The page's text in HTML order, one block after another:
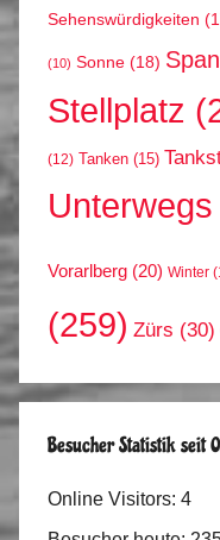
Sehenswürdigkeiten
(10) Sonne (18)
Stellplatz
(12) Tanken (15)
Unterwegs
Vorarlberg (20) Winter
(259) Zürs (30)
Besucher Statistik seit
Online Visitors: 4